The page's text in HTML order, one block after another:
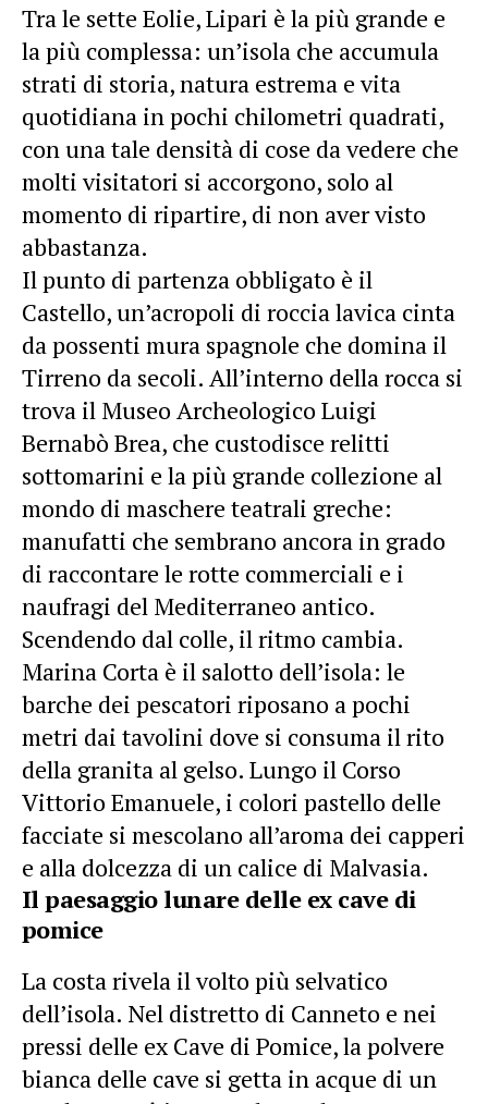
Tra le sette Eolie, Lipari è la più grande e
la più complessa: un’isola che accumula
strati di storia, natura estrema e vita
quotidiana in pochi chilometri quadrati,
con una tale densità di cose da vedere che
molti visitatori si accorgono, solo al
momento di ripartire, di non aver visto
abbastanza.
Il punto di partenza obbligato è il
Castello, un’acropoli di roccia lavica cinta
da possenti mura spagnole che domina il
Tirreno da secoli. All’interno della rocca si
trova il Museo Archeologico Luigi
Bernabò Brea, che custodisce relitti
sottomarini e la più grande collezione al
mondo di maschere teatrali greche:
manufatti che sembrano ancora in grado
di raccontare le rotte commerciali e i
naufragi del Mediterraneo antico.
Scendendo dal colle, il ritmo cambia.
Marina Corta è il salotto dell’isola: le
barche dei pescatori riposano a pochi
metri dai tavolini dove si consuma il rito
della granita al gelso. Lungo il Corso
Vittorio Emanuele, i colori pastello delle
facciate si mescolano all’aroma dei capperi
e alla dolcezza di un calice di Malvasia.
Il paesaggio lunare delle ex cave di
pomice
La costa rivela il volto più selvatico
dell’isola. Nel distretto di Canneto e nei
pressi delle ex Cave di Pomice, la polvere
bianca delle cave si getta in acque di un